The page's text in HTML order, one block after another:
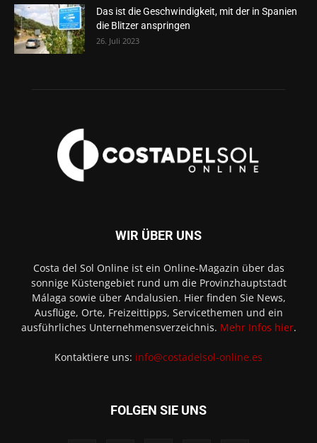
Das ist die Geschwindigkeit, mit der in Spanien
die Blitzer anspringen
26. Juli 2023
WIR ÜBER UNS
Costa del Sol Online ist ein Online-Magazin über das
sonnige Küstengebiet rund um die Provinzhauptstadt
Málaga sowie über Andalusien. Hier finden Sie News,
Ausflüge, Orte, Freizeittipps, Servicethemen und ein
ausführliches Unternehmensverzeichnis. Mehr Infos hier.
Kontaktiere uns: info@costadelsol-online.es
FOLGEN SIE UNS